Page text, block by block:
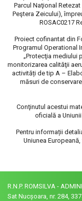
Parcul Naţional
Peştera Zeicului),
ROSAC0217
Proiect cofinantat din
Programul Operational
„Protecţia mediului
monitorizarea calităţii
activități de tip A –
măsuri de
Conţinutul acestui
oficială a
Pentru informații
Uniunea
R.N.P. ROMSILVA -
Sat Nucșoara, nr. 284,